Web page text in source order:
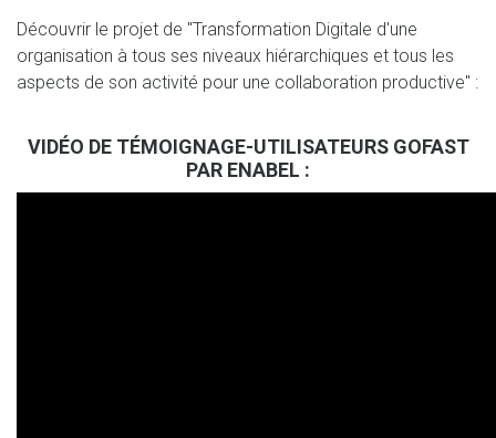
Découvrir le projet de "Transformation Digitale d'une
organisation à tous ses niveaux hiérarchiques et tous les
aspects de son activité pour une collaboration productive" :
VIDÉO DE TÉMOIGNAGE-UTILISATEURS GOFAST
PAR ENABEL :